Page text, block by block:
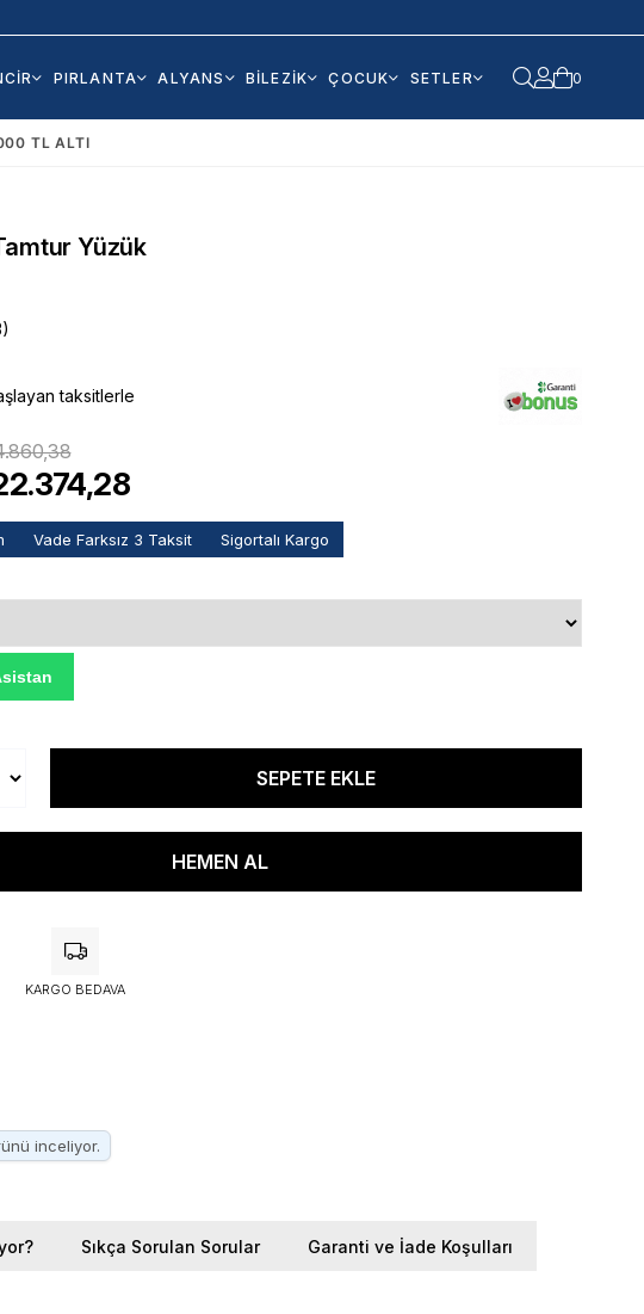
PIRLANTA ALYANS BİLEZİK ÇOCUK SETLER 0
TL ALTI
Yüzük
taksitlerle
Vade Farksız 3 Taksit Sigortalı Kargo
KARGO BEDAVA
inceliyor.
Sıkça Sorulan Sorular Garanti ve İade Koşulları